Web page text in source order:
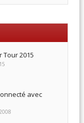
Tour 2015
avec